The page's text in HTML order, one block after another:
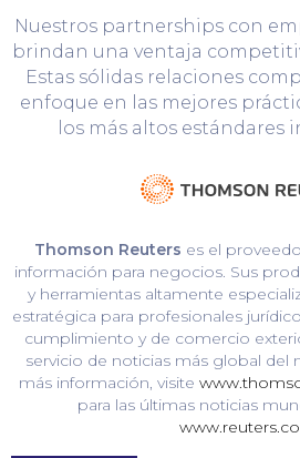
Nuestros partnerships con
brindan una ventaja
Estas sólidas relaciones
enfoque en las mejores
los más altos estándares
Thomson Reuters es el
información para negocios. Sus
y herramientas altamente
estratégica para profesionales
cumplimiento y de comercio
servicio de noticias más global del
más información, visite
para las últimas noticias